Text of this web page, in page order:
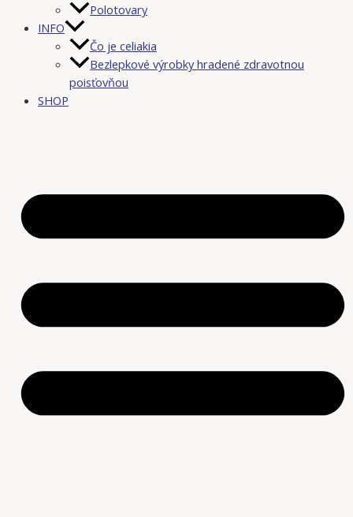
Polotovary
INFO
Čo je celiakia
Bezlepkové výrobky hradené zdravotnou
poisťovňou
SHOP